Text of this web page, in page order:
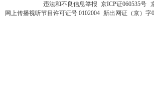
违法和不良信息举报 京ICP证060535号
网上传播视听节目许可证号 0102004 新出网证（京）